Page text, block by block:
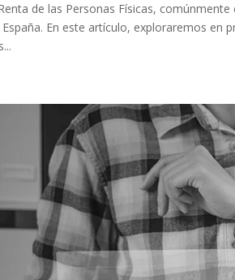
de las Personas Físicas,
En este artículo, exploraremos en